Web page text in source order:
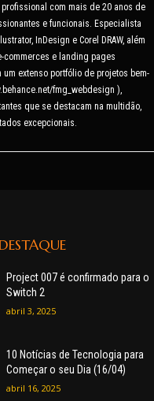
com mais de 20 anos de
e funcionais. Especialista
InDesign e Corel DRAW, além
commerces e landing pages
extenso portfólio de projetos bem-
fmg_webdesign ),
que se destacam na multidão,
excepcionais.
Project 007 é confirmado para o
Switch 2
abril 3, 2025
10 Notícias de Tecnologia para
Começar o seu Dia (16/04)
abril 16, 2025